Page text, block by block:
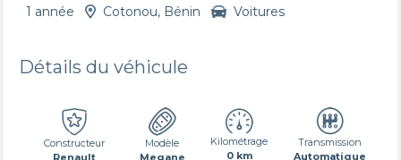
1 année Cotonou, Bénin Voitures
Détails du véhicule
Constructeur
Renault
Modèle
Megane
Kilométrage
0 km
Transmission
Automatique